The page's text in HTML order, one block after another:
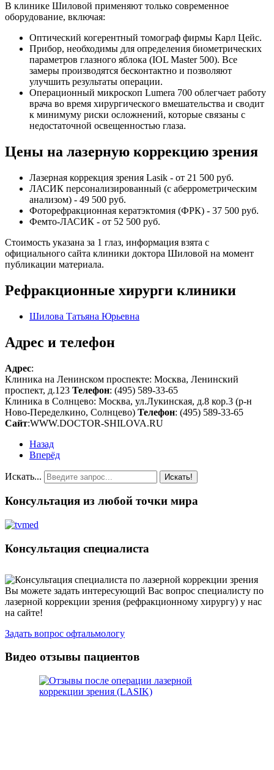
В клинике Шиловой применяют только современное
оборудование, включая:
Оптический когерентный томограф фирмы Карл Цейс.
Прибор, необходимы для определения биометрических
параметров глазного яблока (IOL Master 500). Все
замеры производятся бесконтактно и позволяют
улучшить результаты операции.
Операционный микроскоп Lumera 700 облегчает работу
врача во время хирургического вмешательства и сводит
к минимуму риски осложнений, которые связаны с
недостаточной освещенностью глаза.
Цены на лазерную коррекцию зрения
Лазерная коррекция зрения Lasik - от 21 500 руб.
ЛАСИК персонализированный (с аберрометрическим
анализом) - 49 500 руб.
Фоторефракционная кератэктомия (ФРК) - 37 500 руб.
Фемто-ЛАСИК - от 52 500 руб.
Стоимость указана за 1 глаз, информация взята с
официального сайта клиники доктора Шиловой на момент
публикации материала.
Рефракционные хирурги клиники
Шилова Татьяна Юрьевна
Адрес и телефон
Адрес:
Клиника на Ленинском проспекте: Москва, Ленинский
проспект, д.123 Телефон: (495) 589-33-65
Клиника в Солнцево: Москва, ул.Лукинская, д.8 кор.3 (р-н
Ново-Переделкино, Солнцево) Телефон: (495) 589-33-65
Сайт:WWW.DOCTOR-SHILOVA.RU
Назад
Вперёд
Искать... Искать!
Консультация из любой точки мира
Консультация специалиста
Вы можете задать интересующий Вас вопрос специалисту по
лазерной коррекции зрения (рефракционному хирургу) у нас
на сайте!
Задать вопрос офтальмологу
Видео отзывы пациентов